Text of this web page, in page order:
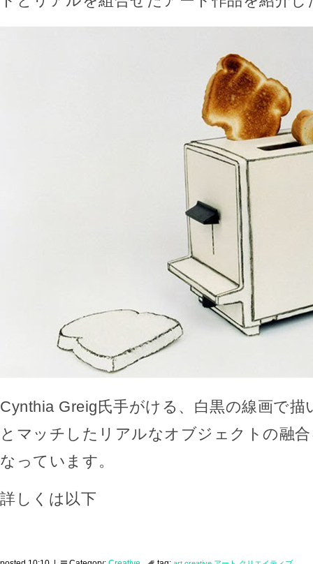
Cynthia Greig氏手がける、白黒の線画で
とマッチしたリアルなオブジェクトの融
なっています。
詳しくは以下